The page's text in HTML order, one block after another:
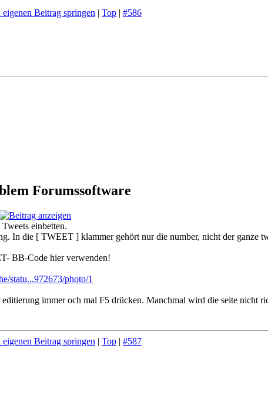
| Top | #586
Forumssoftware
einbetten.
In die [ TWEET ] klammer gehört nur die number, nicht der ganze
BB-Code hier verwenden!
statu...972673/photo/1
editierung immer och mal F5 drücken. Manchmal wird die seite nicht
| Top | #587